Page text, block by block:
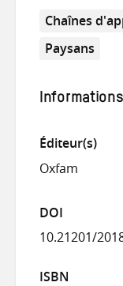
Chaînes
Paysans
Éditeur(s)
Oxfam
DOI
10.21201/
ISBN